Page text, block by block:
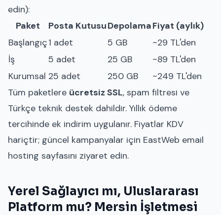
edin):
Paket
Posta KutusuDepolamaFiyat (aylık)
Başlangıç1 adet 5 GB
~29 TL'den
İş
5 adet 25 GB
~89 TL'den
Kurumsal 25 adet 250 GB
~249 TL'den
Tüm paketlere ücretsiz SSL, spam filtresi ve
Türkçe teknik destek dahildir. Yıllık ödeme
tercihinde ek indirim uygulanır. Fiyatlar KDV
hariçtir; güncel kampanyalar için EastWeb email
hosting sayfasını ziyaret edin.
Yerel Sağlayıcı mı, Uluslararası
Platform mu? Mersin İşletmesi